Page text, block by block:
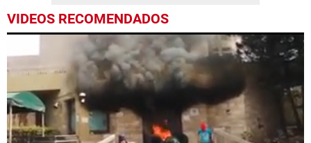
VIDEOS RECOMENDADOS